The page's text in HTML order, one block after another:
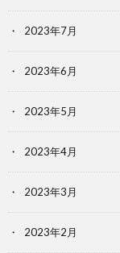
2023年7月
2023年6月
2023年5月
2023年4月
2023年3月
2023年2月